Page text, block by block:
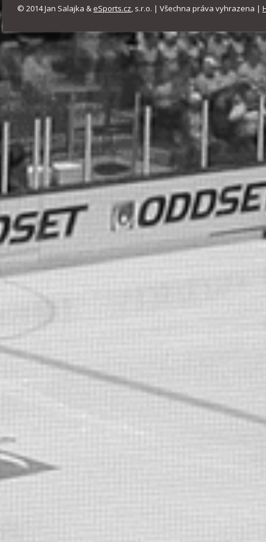
© 2014 Jan Salajka & eSports.cz, s.r.o. | Všechna práva vyhrazena |